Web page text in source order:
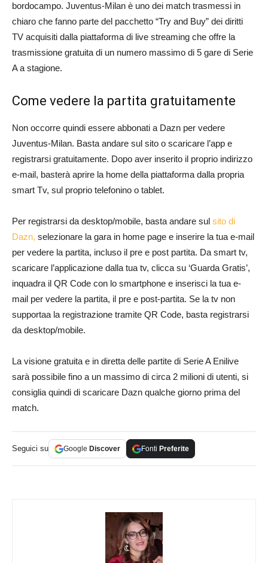
bordocampo. Juventus-Milan è uno dei match trasmessi in
chiaro che fanno parte del pacchetto “Try and Buy” dei diritti
TV acquisiti dalla piattaforma di live streaming che offre la
trasmissione gratuita di un numero massimo di 5 gare di Serie
A a stagione.
Come vedere la partita gratuitamente
Non occorre quindi essere abbonati a Dazn per vedere
Juventus-Milan. Basta andare sul sito o scaricare l’app e
registrarsi gratuitamente. Dopo aver inserito il proprio indirizzo
e-mail, basterà aprire la home della piattaforma dalla propria
smart Tv, sul proprio telefonino o tablet.
Per registrarsi da desktop/mobile, basta andare sul sito di
Dazn, selezionare la gara in home page e inserire la tua e-mail
per vedere la partita, incluso il pre e post partita. Da smart tv,
scaricare l’applicazione dalla tua tv, clicca su ‘Guarda Gratis’,
inquadra il QR Code con lo smartphone e inserisci la tua e-
mail per vedere la partita, il pre e post-partita. Se la tv non
supportaa la registrazione tramite QR Code, basta registrarsi
da desktop/mobile.
La visione gratuita e in diretta delle partite di Serie A Enilive
sarà possibile fino a un massimo di circa 2 milioni di utenti, si
consiglia quindi di scaricare Dazn qualche giorno prima del
match.
Seguici su Google Discover Fonti Preferite